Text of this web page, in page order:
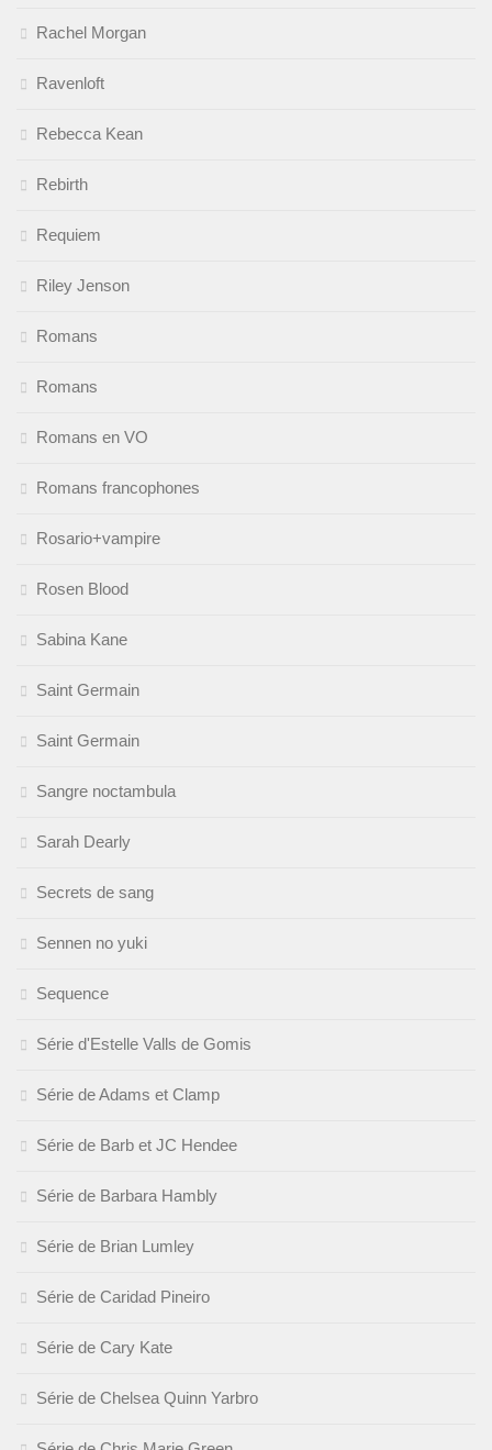
Rachel Morgan
Ravenloft
Rebecca Kean
Rebirth
Requiem
Riley Jenson
Romans
Romans
Romans en VO
Romans francophones
Rosario+vampire
Rosen Blood
Sabina Kane
Saint Germain
Saint Germain
Sangre noctambula
Sarah Dearly
Secrets de sang
Sennen no yuki
Sequence
Série d'Estelle Valls de Gomis
Série de Adams et Clamp
Série de Barb et JC Hendee
Série de Barbara Hambly
Série de Brian Lumley
Série de Caridad Pineiro
Série de Cary Kate
Série de Chelsea Quinn Yarbro